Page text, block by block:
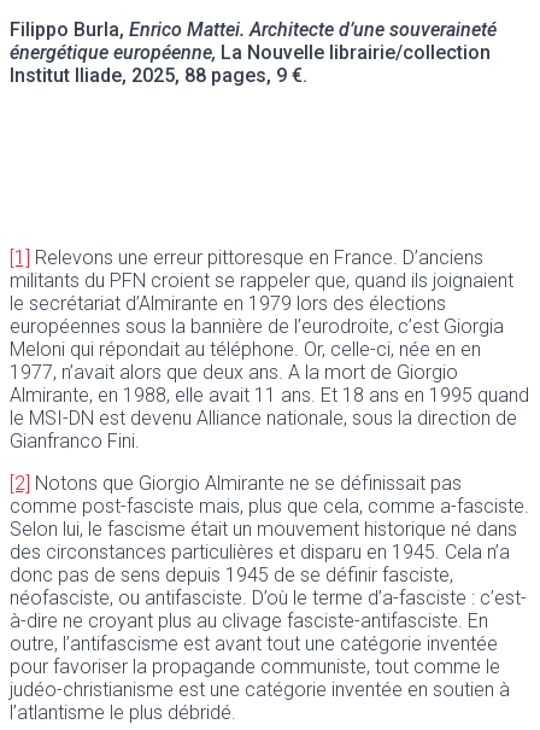
Filippo Burla, Enrico Mattei. Architecte d’une souveraineté
énergétique européenne, La Nouvelle librairie/collection
Institut Iliade, 2025, 88 pages, 9 €.
[1] Relevons une erreur pittoresque en France. D’anciens
militants du PFN croient se rappeler que, quand ils joignaient
le secrétariat d’Almirante en 1979 lors des élections
européennes sous la bannière de l’eurodroite, c’est Giorgia
Meloni qui répondait au téléphone. Or, celle-ci, née en en
1977, n’avait alors que deux ans. A la mort de Giorgio
Almirante, en 1988, elle avait 11 ans. Et 18 ans en 1995 quand
le MSI-DN est devenu Alliance nationale, sous la direction de
Gianfranco Fini.
[2] Notons que Giorgio Almirante ne se définissait pas
comme post-fasciste mais, plus que cela, comme a-fasciste.
Selon lui, le fascisme était un mouvement historique né dans
des circonstances particulières et disparu en 1945. Cela n’a
donc pas de sens depuis 1945 de se définir fasciste,
néofasciste, ou antifasciste. D’où le terme d’a-fasciste : c’est-
à-dire ne croyant plus au clivage fasciste-antifasciste. En
outre, l’antifascisme est avant tout une catégorie inventée
pour favoriser la propagande communiste, tout comme le
judéo-christianisme est une catégorie inventée en soutien à
l’atlantisme le plus débridé.